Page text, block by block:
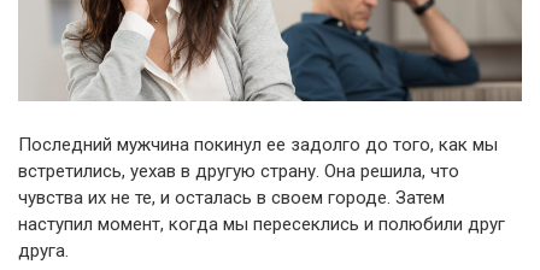
Последний мужчина покинул ее задолго до того, как мы
встретились, уехав в другую страну. Она решила, что
чувства их не те, и осталась в своем городе. Затем
наступил момент, когда мы пересеклись и полюбили друг
друга.